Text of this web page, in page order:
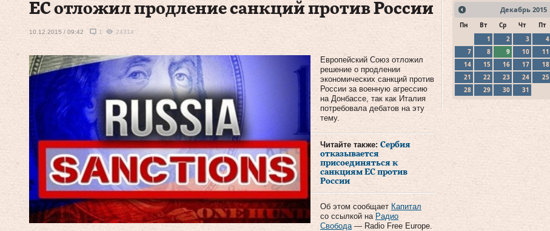
ЕС отложил продление санкций против России
10.12.2015 / 09:42 1 24314
Европейский Союз отложил
решение о продлении
экономических санкций против
России за военную агрессию
на Донбассе, так как Италия
потребовала дебатов на эту
тему.
Читайте также: Сербия
отказывается
присоединяться к
санкциям ЕС против
России
Об этом сообщает Капитал
со ссылкой на Радио
Свобода— Radio Free Europe.
Декабрь 2015
Пн Вт Ср Чт Пт
1
2 3 4
7
8 9 10 11
14
15 16 17 18
21
22 23 24 25
28
29 30 31